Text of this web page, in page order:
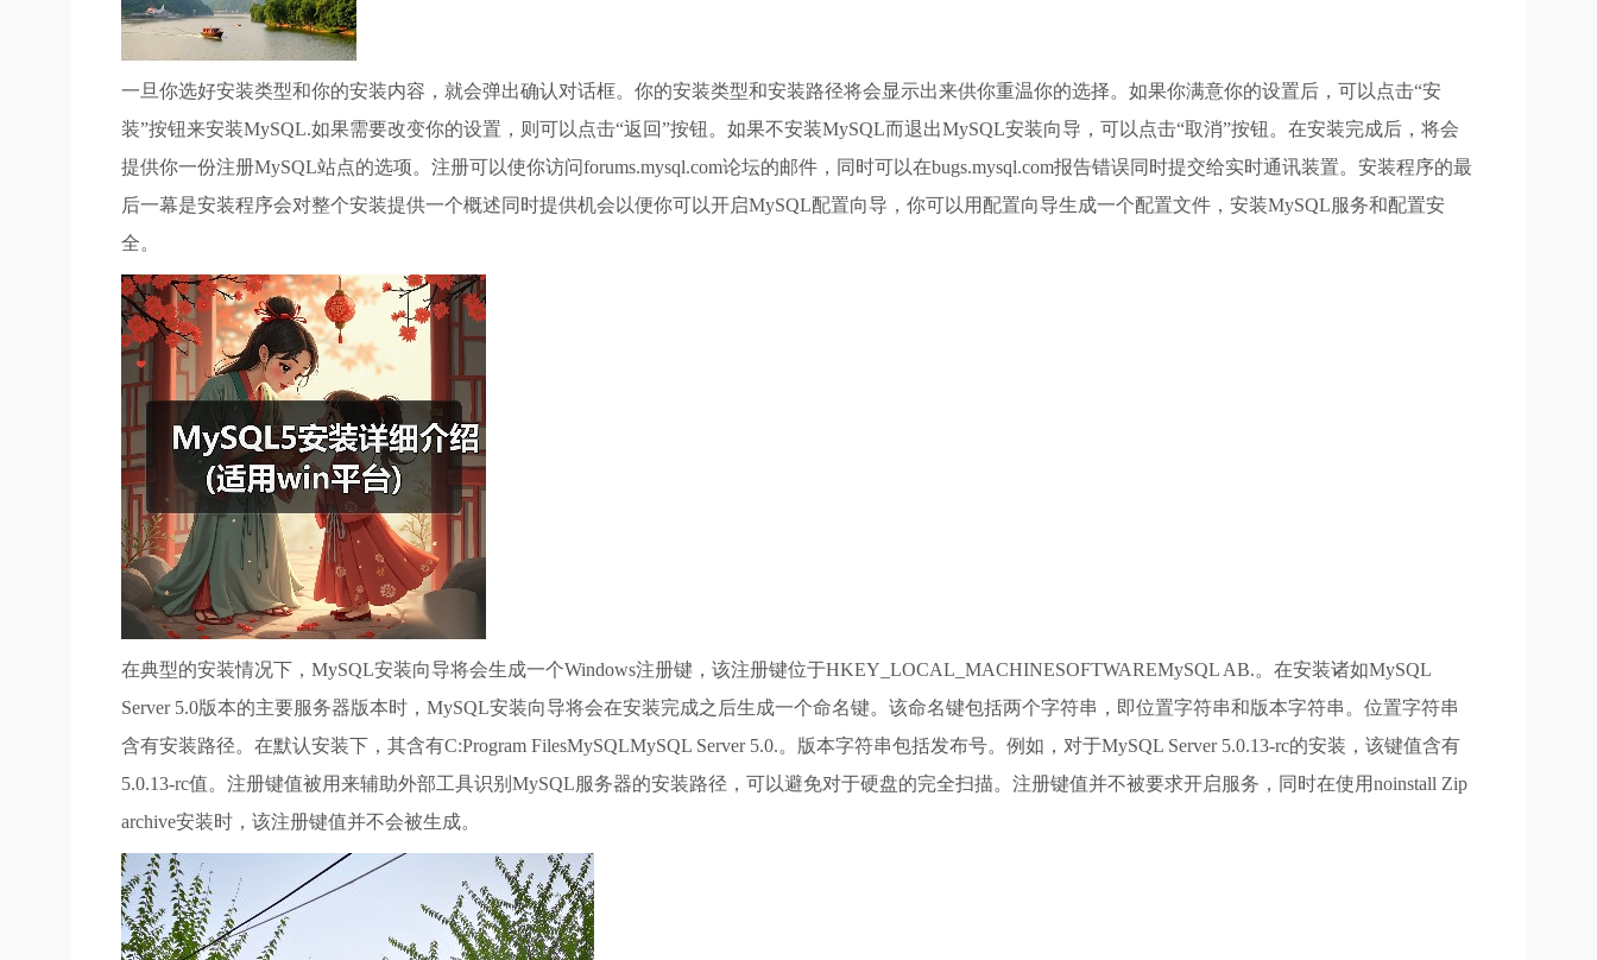
一旦你选好安装类型和你的安装内容，就会弹出确认对话框。你的安装类型和安装路径将会显示出来供你重温你的选择。如果你满意你的设置后，可以点击“安
装”按钮来安装MySQL.如果需要改变你的设置，则可以点击“返回”按钮。如果不安装MySQL而退出MySQL安装向导，可以点击“取消”按钮。在安装完成后，将会
提供你一份注册MySQL站点的选项。注册可以使你访问forums.mysql.com论坛的邮件，同时可以在bugs.mysql.com报告错误同时提交给实时通讯装置。安装程序的最
后一幕是安装程序会对整个安装提供一个概述同时提供机会以便你可以开启MySQL配置向导，你可以用配置向导生成一个配置文件，安装MySQL服务和配置安
全。
在典型的安装情况下，MySQL安装向导将会生成一个Windows注册键，该注册键位于HKEY_LOCAL_MACHINESOFTWAREMySQL AB.。在安装诸如MySQL
Server 5.0版本的主要服务器版本时，MySQL安装向导将会在安装完成之后生成一个命名键。该命名键包括两个字符串，即位置字符串和版本字符串。位置字符串
含有安装路径。在默认安装下，其含有C:Program FilesMySQLMySQL Server 5.0.。版本字符串包括发布号。例如，对于MySQL Server 5.0.13-rc的安装，该键值含有
5.0.13-rc值。注册键值被用来辅助外部工具识别MySQL服务器的安装路径，可以避免对于硬盘的完全扫描。注册键值并不被要求开启服务，同时在使用noinstall Zip
archive安装时，该注册键值并不会被生成。